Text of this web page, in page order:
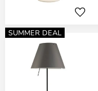
SUMMER DEAL